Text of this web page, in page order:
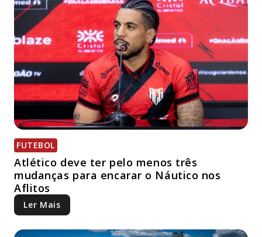
FUTEBOL
Atlético deve ter pelo menos três
mudanças para encarar o Náutico nos
Aflitos
Ler Mais